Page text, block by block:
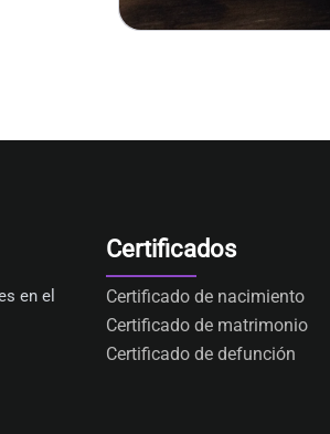
en el
Certificados
Certificado de nacimiento
Certificado de matrimonio
Certificado de defunción